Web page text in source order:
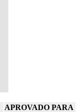
APROVADO PARA